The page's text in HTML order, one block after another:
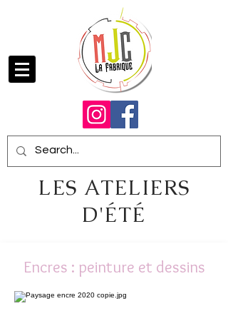
LES ATELIERS
D'ÉTÉ
Encres : peinture et dessins